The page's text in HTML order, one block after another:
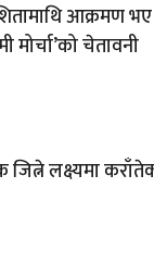
आक्रमण
मोर्चा’को चेतावनी
लक्ष्यमा